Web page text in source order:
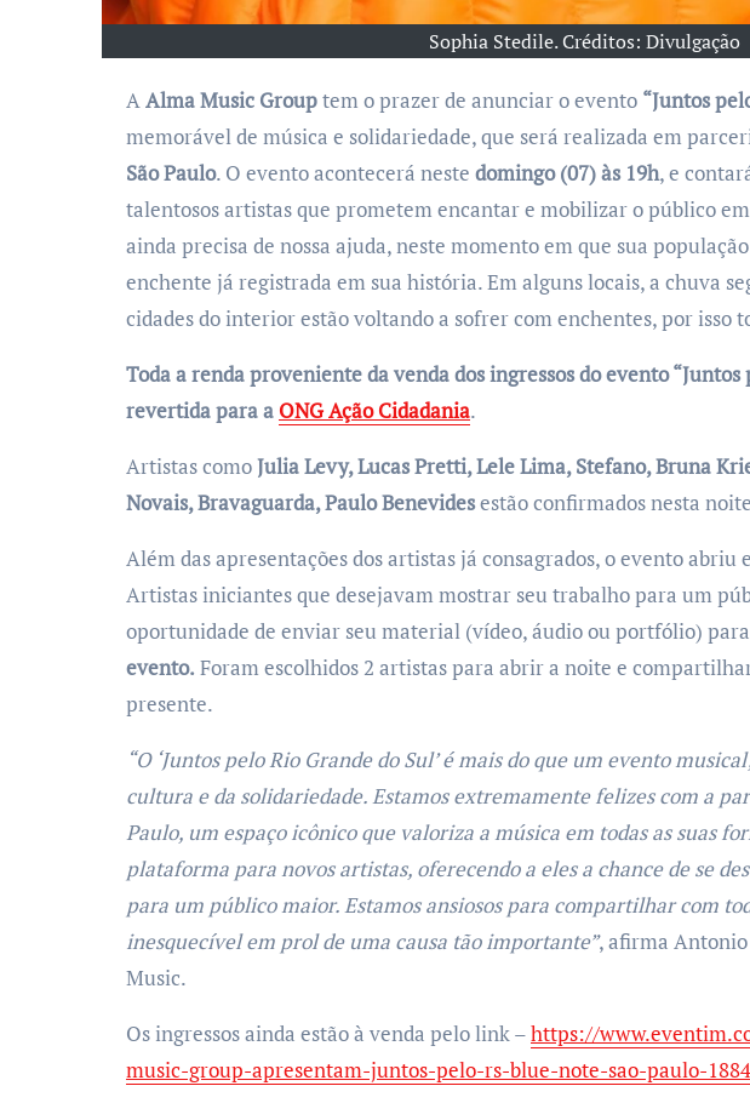
Sophia Stedile. Créditos: Divulgação
Alma Music Grouptem o prazer de anunciar o evento “Juntos
memorável de música e solidariedade, que será realizada em
São Paulo. O evento acontecerá neste domingo (07) às 19h, e
talentosos artistas que prometem encantar e mobilizar o público
ainda precisa de nossa ajuda, neste momento em que sua
enchente já registrada em sua história. Em alguns locais, a chuva
cidades do interior estão voltando a sofrer com enchentes, por isso
Toda a renda proveniente da venda dos ingressos do evento “Juntos
revertida para a ONG Ação Cidadania.
Artistas comoJulia Levy, Lucas Pretti, Lele Lima, Stefano, Bruna
Novais, Bravaguarda, Paulo Benevidesestão confirmados nesta
Além das apresentações dos artistas já consagrados, o evento abriu
Artistas iniciantes que desejavam mostrar seu trabalho para um
oportunidade de enviar seu material (vídeo, áudio ou portfólio)
evento. Foram escolhidos 2 artistas para abrir a noite e
presente.
“O ‘Juntos pelo Rio Grande do Sul’ é mais do que um evento
cultura e da solidariedade. Estamos extremamente felizes com a
Paulo, um espaço icônico que valoriza a música em todas as suas
plataforma para novos artistas, oferecendo a eles a chance de se
para um público maior. Estamos ansiosos para compartilhar com
inesquecível em prol de uma causa tão importante”, afirma Antonio
Music.
Os ingressos ainda estão à venda pelo link –https://
music-group-apresentam-juntos-pelo-rs-blue-note-sao-paulo-